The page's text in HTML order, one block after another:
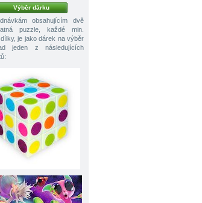
Výběr dárku
obsahujícím dvě
puzzle, každé min.
je jako dárek na výběr
jeden z následujících